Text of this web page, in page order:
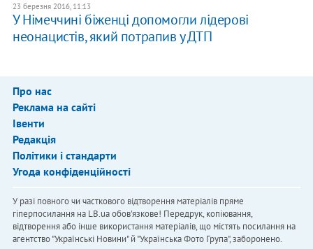
23 березня 2016, 11:13
У Німеччині біженці допомогли лідерові
неонацистів, який потрапив у ДТП
Про нас
Реклама на сайті
Івенти
Редакція
Політики і стандарти
Угода конфіденційності
У разі повного чи часткового відтворення матеріалів пряме
гіперпосилання на LB.ua обов'язкове! Передрук, копіювання,
відтворення або інше використання матеріалів, що містять посилання на
агентство "Українськi Новини" й "Українська Фото Група", заборонено.